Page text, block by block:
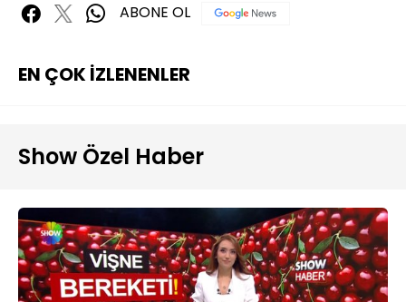
ABONE OL
EN ÇOK İZLENENLER
Show Özel Haber